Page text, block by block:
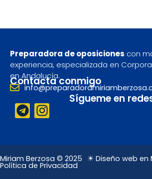
Preparadora de oposiciones con
experiencia, especializada en
en Andalucía.
Contacta conmigo
Sígueme en
T
e
e
g
r
I
n
t
a
g
Miriam Berzosa © 2025 ☀ Diseño web en
Política de Privacidad